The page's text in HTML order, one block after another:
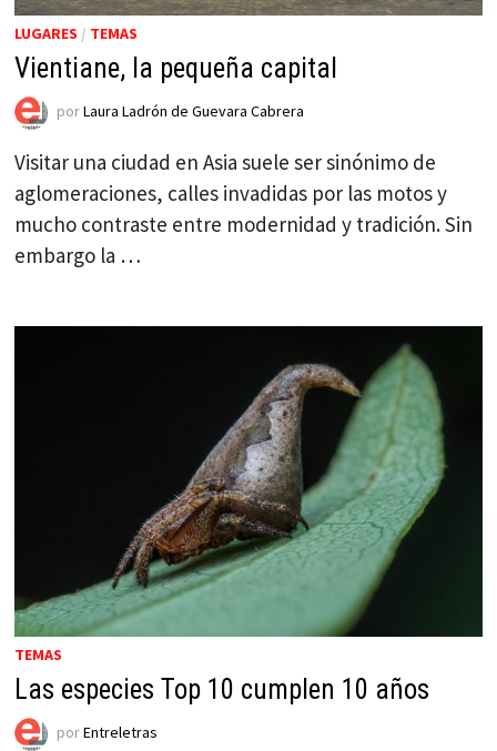
LUGARES / TEMAS
Vientiane, la pequeña capital
porLaura Ladrón de Guevara Cabrera
Visitar una ciudad en Asia suele ser sinónimo de
aglomeraciones, calles invadidas por las motos y
mucho contraste entre modernidad y tradición. Sin
embargo la …
TEMAS
Las especies Top 10 cumplen 10 años
porEntreletras